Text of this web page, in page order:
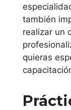
también
realizar un
quieras